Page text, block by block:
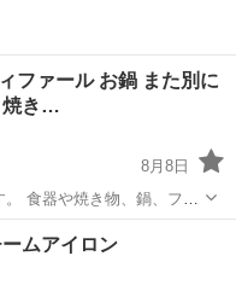
ール お鍋 また別に
焼き…
8月8日
食器や焼き物、鍋、フラ
ご入り用なら差し上げま
ん。 好きなものだけお持
焼き物
ムアイロン